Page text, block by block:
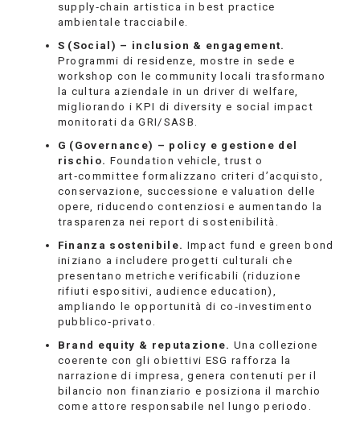
supply‑chain artistica in best practice
ambientale tracciabile.
S (Social) – inclusion & engagement.
Programmi di residenze, mostre in sede e
workshop con le community locali trasformano
la cultura aziendale in un driver di welfare,
migliorando i KPI di diversity e social impact
monitorati da GRI/SASB.
G (Governance) – policy e gestione del
rischio. Foundation vehicle, trust o
art‑committee formalizzano criteri d’acquisto,
conservazione, successione e valuation delle
opere, riducendo contenziosi e aumentando la
trasparenza nei report di sostenibilità.
Finanza sostenibile. Impact fund e green bond
iniziano a includere progetti culturali che
presentano metriche verificabili (riduzione
rifiuti espositivi, audience education),
ampliando le opportunità di co‑investimento
pubblico‑privato.
Brand equity & reputazione.Una collezione
coerente con gli obiettivi ESG rafforza la
narrazione di impresa, genera contenuti per il
bilancio non finanziario e posiziona il marchio
come attore responsabile nel lungo periodo.